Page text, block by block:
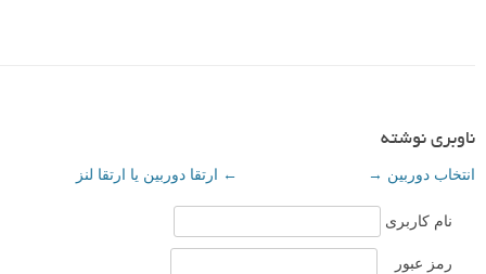
ناوبری نوشته
← ارتقا دوربین یا ارتقا لنز انتخاب دوربین →
نام کاربری
رمز عبور